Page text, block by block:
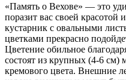
«Память о Вехове» — это
поразит вас своей
кустарник с овальными
цветками прекрасно
Цветение обильное
состоят из крупных (4-6 см)
кремового цвета. Внешние